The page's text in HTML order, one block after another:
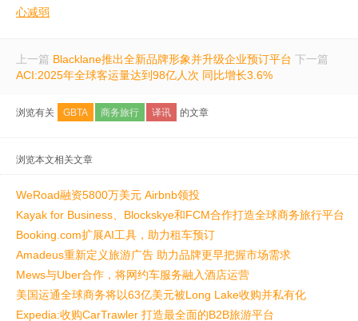
心减弱
上一篇 Blacklane推出全新品牌形象并升级企业预订平台 下一篇
ACI:2025年全球客运量达到98亿人次 同比增长3.6%
浏览有关 GBTA 商务旅行 译讯 的文章
浏览本文相关文章
WeRoad融资5800万美元 Airbnb领投
Kayak for Business、Blockskye和FCM合作打造全球商务旅行平台
Booking.com扩展AI工具，助力租车预订
Amadeus重新定义旅游广告 助力品牌更早把握市场需求
Mews与Uber合作，将网约车服务融入酒店运营
美国运通全球商务将以63亿美元被Long Lake收购并私有化
Expedia:收购CarTrawler 打造最全面的B2B旅游平台